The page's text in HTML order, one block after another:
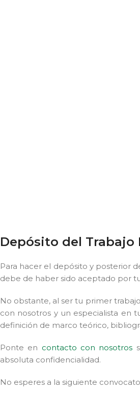
Depósito del Trabajo
Para hacer el depósito y posterior
debe de haber sido aceptado por
No obstante, al ser tu primer
con nosotros y un especialista en
definición de marco teórico,
Ponte en contacto con nosotros
absoluta confidencialidad.
No esperes a la siguiente